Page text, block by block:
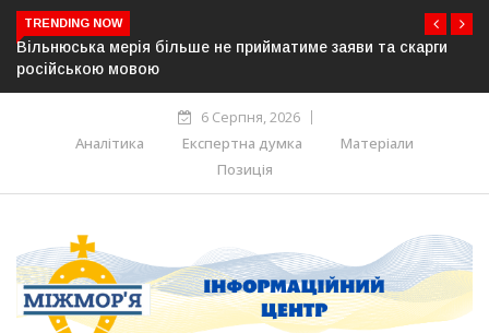
TRENDING NOW
та скарги
В Угорщині можуть обрати нового президента
серпня — фракція «Тиси»
6 Серпня, 2026
Аналітика
Експертна думка
Матеріали
Позиція